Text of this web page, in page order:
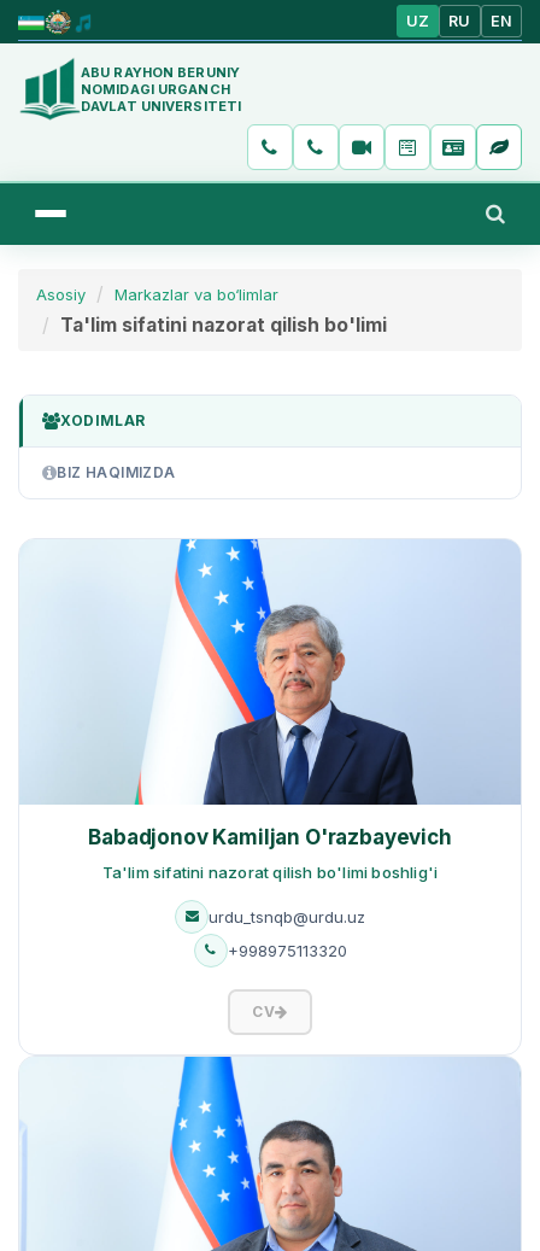
UZ RU EN
ABU RAYHON BERUNIY
NOMIDAGI URGANCH
DAVLAT UNIVERSITETI
Asosiy Markazlar va bo‘limlar
Ta'lim sifatini nazorat qilish bo'limi
XODIMLAR
BIZ HAQIMIZDA
Babadjonov Kamiljan O'razbayevich
Ta'lim sifatini nazorat qilish bo'limi boshlig'i
urdu_tsnqb@urdu.uz
+998975113320
CV